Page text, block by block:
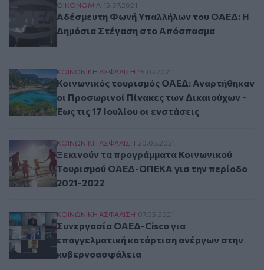
Αδέσμευτη Φωνή Υπαλλήλων του ΟΑΕΔ: Η
ΟΙΚΟΝΟΜΙΑ 15.07.2021
Αδέσμευτη Φωνή Υπαλλήλων του ΟΑΕΔ: Η
Δημόσια Στέγαση στο Απόσπασμα
Κοινωνικός τουρισμός ΟΑΕΔ: Αναρτήθηκαν οι
ΚΟΙΝΩΝΙΚΗ ΑΣΦAΛΙΣΗ 15.07.2021
Κοινωνικός τουρισμός ΟΑΕΔ: Αναρτήθηκαν
οι Προσωρινοί Πίνακες των Δικαιούχων -
Έως τις 17 Ιουλίου οι ενστάσεις
Ξεκινούν τα προγράμματα Κοινωνικού
ΚΟΙΝΩΝΙΚΗ ΑΣΦAΛΙΣΗ 20.05.2021
Ξεκινούν τα προγράμματα Κοινωνικού
Τουρισμού ΟΑΕΔ-ΟΠΕΚΑ για την περίοδο
2021-2022
Συνεργασία ΟΑΕΔ-Cisco για επαγγελματική
ΚΟΙΝΩΝΙΚΗ ΑΣΦAΛΙΣΗ 07.05.2021
Συνεργασία ΟΑΕΔ-Cisco για
επαγγελματική κατάρτιση ανέργων στην
κυβερνοασφάλεια